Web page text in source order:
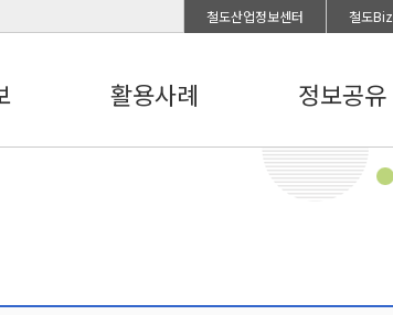
철도산업정보센터 철도Biz
활용사례 정보공유